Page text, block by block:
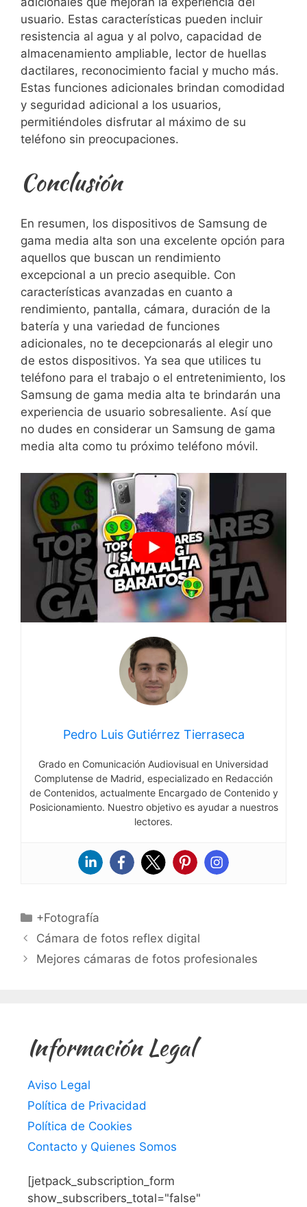
usuario. Estas características pueden‌ incluir
resistencia al agua⁣ y al polvo, capacidad de
almacenamiento ampliable, lector de huellas
dactilares, reconocimiento facial y ‌mucho ‌más.
Estas‌ funciones adicionales brindan comodidad
y seguridad adicional a los usuarios,
permitiéndoles disfrutar al máximo de su
teléfono sin preocupaciones.
Conclusión
En resumen, los dispositivos⁣ de Samsung​ de
gama media alta son una excelente opción para
⁣aquellos que buscan un rendimiento
⁣excepcional a un precio asequible. Con
⁤características avanzadas en cuanto ⁣a
rendimiento, pantalla, cámara, duración de ​la
batería y una variedad de funciones⁢
adicionales, no te decepcionarás al elegir uno
de ⁢estos ‌dispositivos. Ya⁤ sea que⁤ utilices tu
teléfono para el trabajo o el entretenimiento, los
Samsung de gama media alta te brindarán ⁤una
experiencia ⁣de usuario sobresaliente. Así que
no ‍dudes en considerar un⁤ Samsung de⁣ gama⁤
media alta‍ como tu próximo ​teléfono móvil.
Pedro Luis Gutiérrez Tierraseca
Grado en Comunicación Audiovisual en Universidad
Complutense de Madrid, especializado en Redacción
de Contenidos, actualmente Encargado de Contenido y
Posicionamiento. Nuestro objetivo es ayudar a nuestros
lectores.
Categorías
+Fotografía
Cámara de fotos reflex digital
Mejores cámaras de fotos profesionales
Información Legal
Aviso Legal
Política de Privacidad
Política de Cookies
Contacto y Quienes Somos
[jetpack_subscription_form
show_subscribers_total="false"